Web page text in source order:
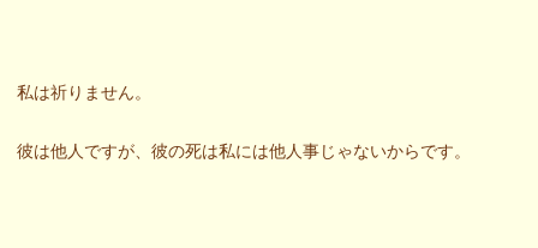
私は祈りません。
彼は他人ですが、彼の死は私には他人事じゃないからです。